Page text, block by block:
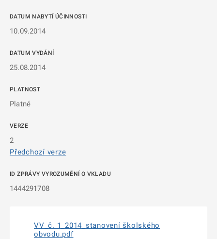
DATUM NABYTÍ ÚČINNOSTI
10.09.2014
DATUM VYDÁNÍ
25.08.2014
PLATNOST
Platné
VERZE
2
Předchozí verze
ID ZPRÁVY VYROZUMĚNÍ O VKLADU
1444291708
VV_č. 1_2014_stanovení školského
obvodu.pdf